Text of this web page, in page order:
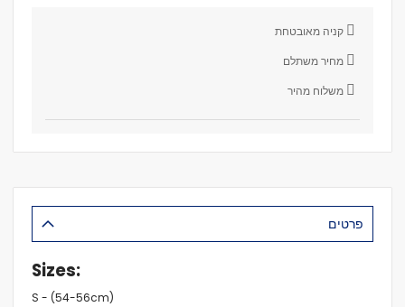
קניה מאובטחת
מחיר משתלם
משלוח מהיר
פרטים
Sizes:
S - (54-56cm)